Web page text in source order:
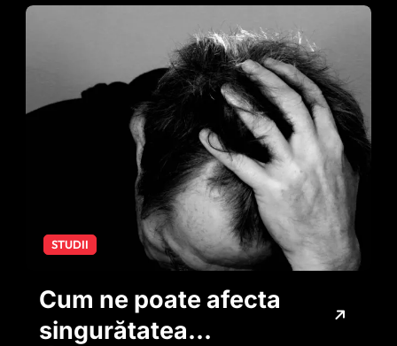
STUDII
Cum ne poate afecta
singurătatea